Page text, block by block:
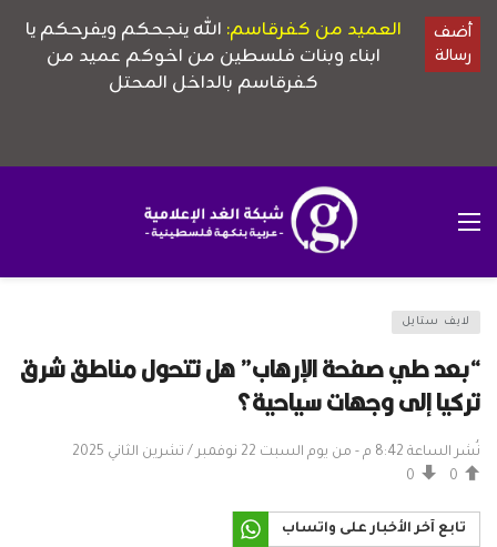
لايف ستايل
“بعد طي صفحة الإرهاب” هل تتحول مناطق شرق
تركيا إلى وجهات سياحية؟
نُشر الساعة 8:42 م - من يوم السبت 22 نوفمبر / تشرين الثاني 2025
0
0
تابع آخر الأخبار على واتساب